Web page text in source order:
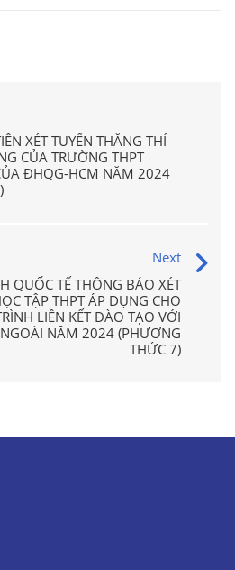
XÉT TUYỂN THẲNG THÍ
CỦA TRƯỜNG THPT
ĐHQG-HCM NĂM 2024
Next
QUỐC TẾ THÔNG BÁO XÉT
TẬP THPT ÁP DỤNG CHO
LIÊN KẾT ĐÀO TẠO VỚI
NĂM 2024 (PHƯƠNG
THỨC 7)